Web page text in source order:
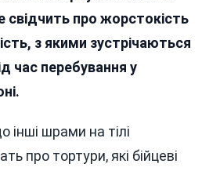
свідчить про жорстокість
з якими зустрічаються
час перебування у
інші шрами на тілі
про тортури, які бійцеві